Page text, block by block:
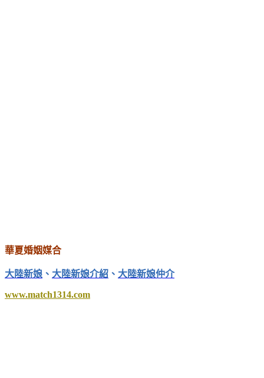
華夏婚姻媒合
大陸新娘 、 大陸新娘介紹 、 大陸新娘仲介
www.match1314.com